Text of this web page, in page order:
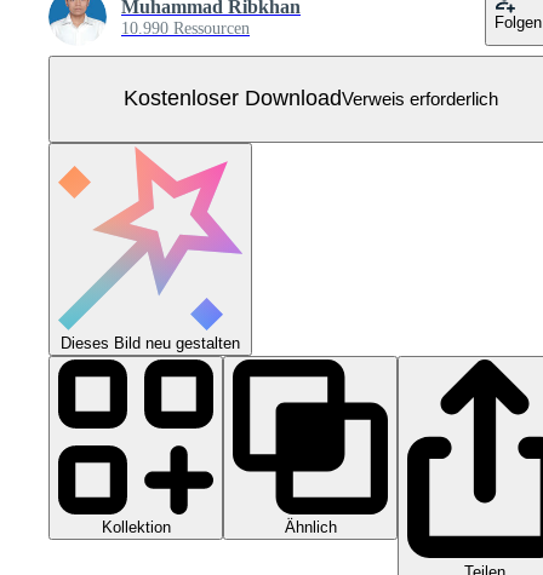
Muhammad Ribkhan
10.990 Ressourcen Folgen
Kostenloser DownloadVerweis erforderlich
Dieses Bild neu gestalten
Kollektion Ähnlich
Teilen